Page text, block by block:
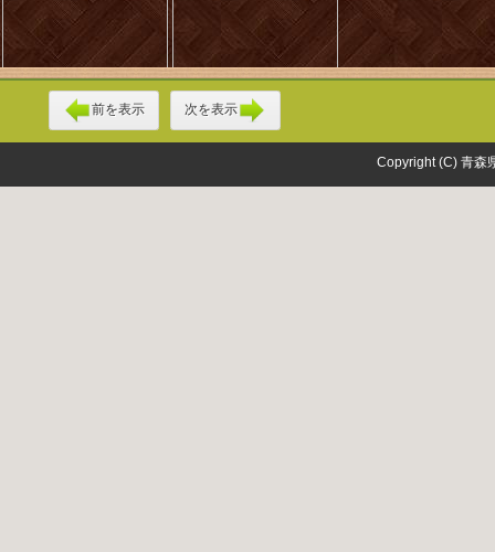
前を表示 次を表示
Copyright (C) 青森